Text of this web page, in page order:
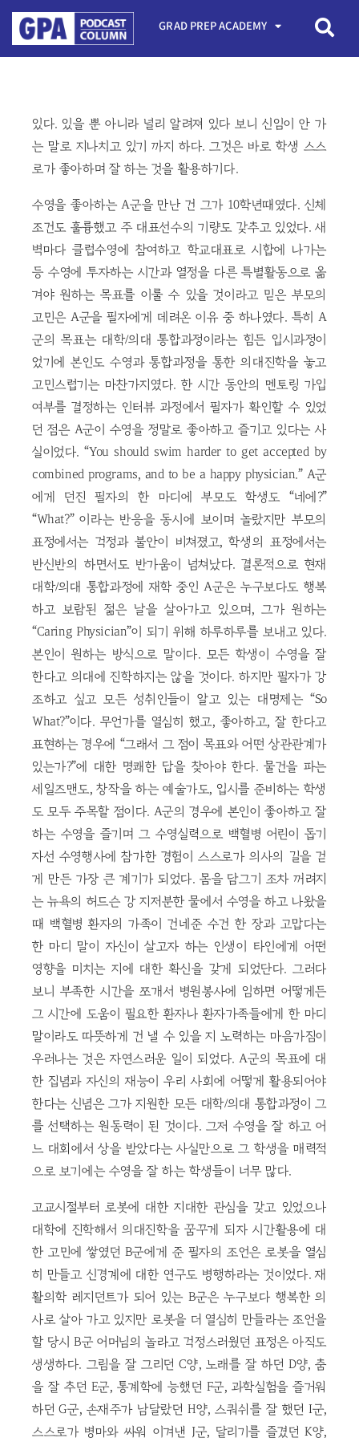
GRAD PREP ACADEMY
있다. 있을 뿐 아니라 널리 알려져 있다 보니 신임이 안 가
는 말로 지나치고 있기 까지 하다. 그것은 바로 학생 스스
로가 좋아하며 잘 하는 것을 활용하기다.
수영을 좋아하는 A군을 만난 건 그가 10학년때였다. 신체
조건도 훌륭했고 주 대표선수의 기량도 갖추고 있었다. 새
벽마다 클럽수영에 참여하고 학교대표로 시합에 나가는
등 수영에 투자하는 시간과 열정을 다른 특별활동으로 옮
겨야 원하는 목표를 이룰 수 있을 것이라고 믿은 부모의
고민은 A군을 필자에게 데려온 이유 중 하나였다. 특히 A
군의 목표는 대학/의대 통합과정이라는 힘든 입시과정이
었기에 본인도 수영과 통합과정을 통한 의대진학을 놓고
고민스럽기는 마찬가지였다. 한 시간 동안의 멘토링 가입
여부를 결정하는 인터뷰 과정에서 필자가 확인할 수 있었
던 점은 A군이 수영을 정말로 좋아하고 즐기고 있다는 사
실이었다. “You should swim harder to get accepted by
combined programs, and to be a happy physician.” A군
에게 던진 필자의 한 마디에 부모도 학생도 “네에?”
“What?” 이라는 반응을 동시에 보이며 놀랐지만 부모의
표정에서는 걱정과 불안이 비쳐졌고, 학생의 표정에서는
반신반의 하면서도 반가움이 넘쳐났다. 결론적으로 현재
대학/의대 통합과정에 재학 중인 A군은 누구보다도 행복
하고 보람된 젊은 날을 살아가고 있으며, 그가 원하는
“Caring Physician”이 되기 위해 하루하루를 보내고 있다.
본인이 원하는 방식으로 말이다. 모든 학생이 수영을 잘
한다고 의대에 진학하지는 않을 것이다. 하지만 필자가 강
조하고 싶고 모든 성취인들이 알고 있는 대명제는 “So
What?”이다. 무언가를 열심히 했고, 좋아하고, 잘 한다고
표현하는 경우에 “그래서 그 점이 목표와 어떤 상관관계가
있는가?”에 대한 명쾌한 답을 찾아야 한다. 물건을 파는
세일즈맨도, 창작을 하는 예술가도, 입시를 준비하는 학생
도 모두 주목할 점이다. A군의 경우에 본인이 좋아하고 잘
하는 수영을 즐기며 그 수영실력으로 백혈병 어린이 돕기
자선 수영행사에 참가한 경험이 스스로가 의사의 길을 걷
게 만든 가장 큰 계기가 되었다. 몸을 담그기 조차 꺼려지
는 뉴욕의 허드슨 강 지저분한 물에서 수영을 하고 나왔을
때 백혈병 환자의 가족이 건네준 수건 한 장과 고맙다는
한 마디 말이 자신이 살고자 하는 인생이 타인에게 어떤
영향을 미치는 지에 대한 확신을 갖게 되었단다. 그러다
보니 부족한 시간을 쪼개서 병원봉사에 임하면 어떻게든
그 시간에 도움이 필요한 환자나 환자가족들에게 한 마디
말이라도 따뜻하게 건 낼 수 있을 지 노력하는 마음가짐이
우러나는 것은 자연스러운 일이 되었다. A군의 목표에 대
한 집념과 자신의 재능이 우리 사회에 어떻게 활용되어야
한다는 신념은 그가 지원한 모든 대학/의대 통합과정이 그
를 선택하는 원동력이 된 것이다. 그저 수영을 잘 하고 어
느 대회에서 상을 받았다는 사실만으로 그 학생을 매력적
으로 보기에는 수영을 잘 하는 학생들이 너무 많다.
고교시절부터 로봇에 대한 지대한 관심을 갖고 있었으나
대학에 진학해서 의대진학을 꿈꾸게 되자 시간활용에 대
한 고민에 쌓였던 B군에게 준 필자의 조언은 로봇을 열심
히 만들고 신경계에 대한 연구도 병행하라는 것이었다. 재
활의학 레지던트가 되어 있는 B군은 누구보다 행복한 의
사로 살아 가고 있지만 로봇을 더 열심히 만들라는 조언을
할 당시 B군 어머님의 놀라고 걱정스러웠던 표정은 아직도
생생하다. 그림을 잘 그리던 C양, 노래를 잘 하던 D양, 춤
을 잘 추던 E군, 통계학에 능했던 F군, 과학실험을 즐거워
하던 G군, 손재주가 남달랐던 H양, 스쿼쉬를 잘 했던 I군,
스스로가 병마와 싸워 이겨낸 J군, 달리기를 즐겼던 K양,